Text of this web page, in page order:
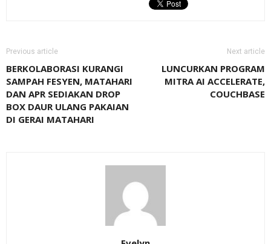
Previous article
BERKOLABORASI KURANGI
SAMPAH FESYEN, MATAHARI
DAN APR SEDIAKAN DROP
BOX DAUR ULANG PAKAIAN
DI GERAI MATAHARI
Next article
LUNCURKAN PROGRAM
MITRA AI ACCELERATE,
COUCHBASE